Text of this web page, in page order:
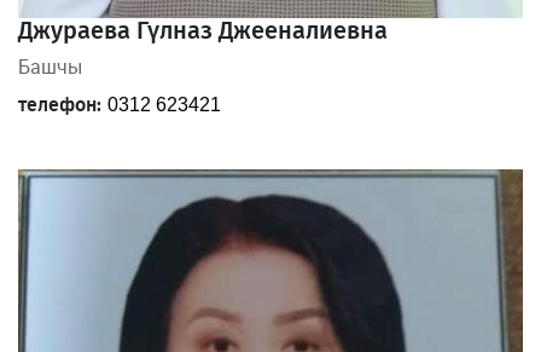
Джураева Гүлназ Джееналиевна
Башчы
телефон: 0312 623421